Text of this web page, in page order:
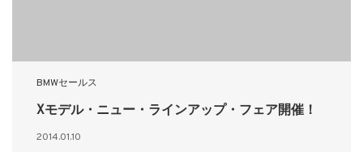
BMWセールス
Xモデル・ニュー・ラインアップ・フェア開催！
2014.01.10